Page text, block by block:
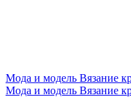
Мода и модель Вязание
Мода и модель Вязание